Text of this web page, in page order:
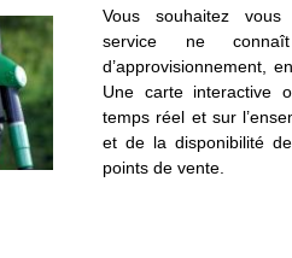
Vous souhaitez vous
service ne
d’approvisionnement,
Une carte interactive
temps réel et sur
et de la disponibilité
points de vente.